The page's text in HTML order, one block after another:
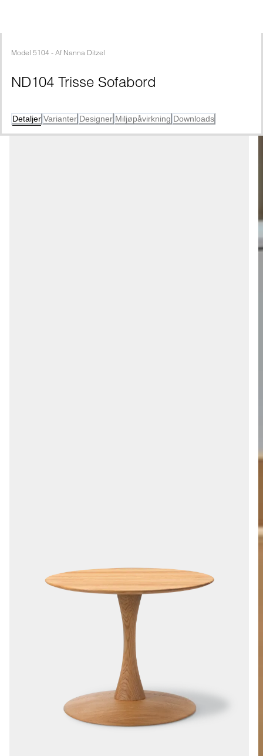
Model 5104 - Af Nanna Ditzel
ND104 Trisse Sofabord
Detaljer Varianter Designer Miljøpåvirkning Downloads